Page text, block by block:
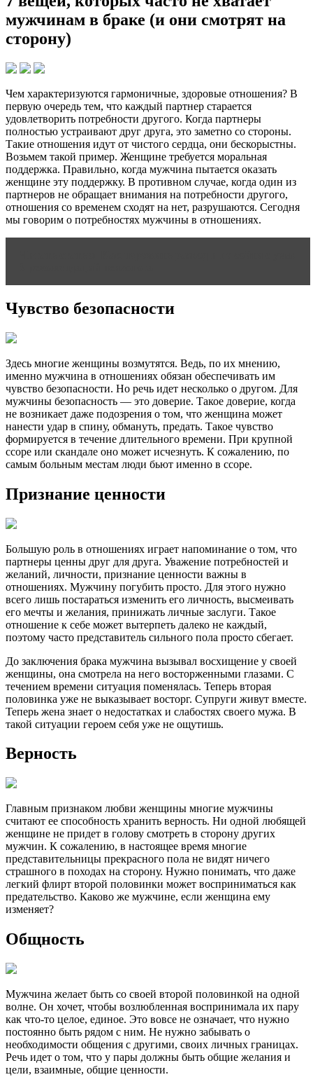
мужчинам в браке (и они смотрят на
сторону)
Чем характеризуются гармоничные, здоровые отношения? В
первую очередь тем, что каждый партнер старается
удовлетворить потребности другого. Когда партнеры
полностью устраивают друг друга, это заметно со стороны.
Такие отношения идут от чистого сердца, они бескорыстны.
Возьмем такой пример. Женщине требуется моральная
поддержка. Правильно, когда мужчина пытается оказать
женщине эту поддержку. В противном случае, когда один из
партнеров не обращает внимания на потребности другого,
отношения со временем сходят на нет, разрушаются. Сегодня
мы говорим о потребностях мужчины в отношениях.
Чувство безопасности
Здесь многие женщины возмутятся. Ведь, по их мнению,
именно мужчина в отношениях обязан обеспечивать им
чувство безопасности. Но речь идет несколько о другом. Для
мужчины безопасность — это доверие. Такое доверие, когда
не возникает даже подозрения о том, что женщина может
нанести удар в спину, обмануть, предать. Такое чувство
формируется в течение длительного времени. При крупной
ссоре или скандале оно может исчезнуть. К сожалению, по
самым больным местам люди бьют именно в ссоре.
Признание ценности
Большую роль в отношениях играет напоминание о том, что
партнеры ценны друг для друга. Уважение потребностей и
желаний, личности, признание ценности важны в
отношениях. Мужчину погубить просто. Для этого нужно
всего лишь постараться изменить его личность, высмеивать
его мечты и желания, принижать личные заслуги. Такое
отношение к себе может вытерпеть далеко не каждый,
поэтому часто представитель сильного пола просто сбегает.
До заключения брака мужчина вызывал восхищение у своей
женщины, она смотрела на него восторженными глазами. С
течением времени ситуация поменялась. Теперь вторая
половинка уже не выказывает восторг. Супруги живут вместе.
Теперь жена знает о недостатках и слабостях своего мужа. В
такой ситуации героем себя уже не ощутишь.
Верность
Главным признаком любви женщины многие мужчины
считают ее способность хранить верность. Ни одной любящей
женщине не придет в голову смотреть в сторону других
мужчин. К сожалению, в настоящее время многие
представительницы прекрасного пола не видят ничего
страшного в походах на сторону. Нужно понимать, что даже
легкий флирт второй половинки может восприниматься как
предательство. Каково же мужчине, если женщина ему
изменяет?
Общность
Мужчина желает быть со своей второй половинкой на одной
волне. Он хочет, чтобы возлюбленная воспринимала их пару
как что-то целое, единое. Это вовсе не означает, что нужно
постоянно быть рядом с ним. Не нужно забывать о
необходимости общения с другими, своих личных границах.
Речь идет о том, что у пары должны быть общие желания и
цели, взаимные, общие ценности.